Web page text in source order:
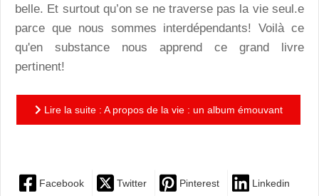
belle. Et surtout qu’on se ne traverse pas la vie seul.e
parce que nous sommes interdépendants! Voilà ce
qu'en substance nous apprend ce grand livre
pertinent!
Lire la suite : A propos de la vie : un album émouvant
Facebook Twitter Pinterest Linkedin